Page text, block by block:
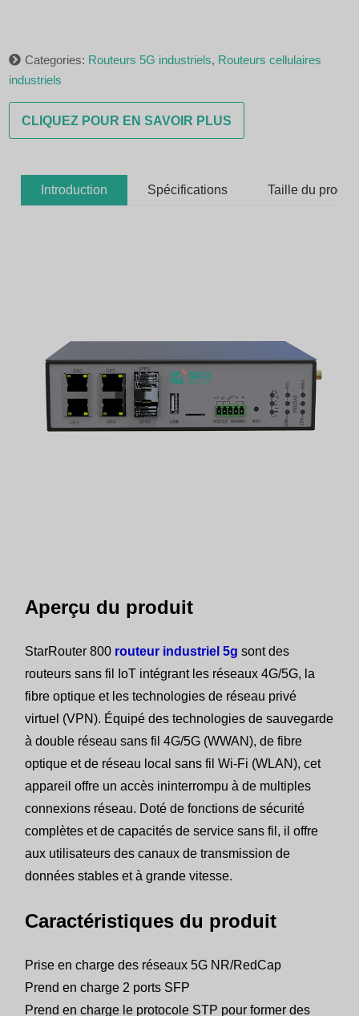
Categories: Routeurs 5G industriels, Routeurs cellulaires
industriels
CLIQUEZ POUR EN SAVOIR PLUS
Introduction Spécifications Taille du produit
Aperçu du produit
StarRouter 800 routeur industriel 5g sont des
routeurs sans fil IoT intégrant les réseaux 4G/5G, la
fibre optique et les technologies de réseau privé
virtuel (VPN). Équipé des technologies de sauvegarde
à double réseau sans fil 4G/5G (WWAN), de fibre
optique et de réseau local sans fil Wi-Fi (WLAN), cet
appareil offre un accès ininterrompu à de multiples
connexions réseau. Doté de fonctions de sécurité
complètes et de capacités de service sans fil, il offre
aux utilisateurs des canaux de transmission de
données stables et à grande vitesse.
Caractéristiques du produit
Prise en charge des réseaux 5G NR/RedCap
Prend en charge 2 ports SFP
Prend en charge le protocole STP pour former des